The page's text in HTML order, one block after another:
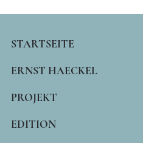
MAIN
NAVIGATION
STARTSEITE
ERNST HAECKEL
PROJEKT
EDITION